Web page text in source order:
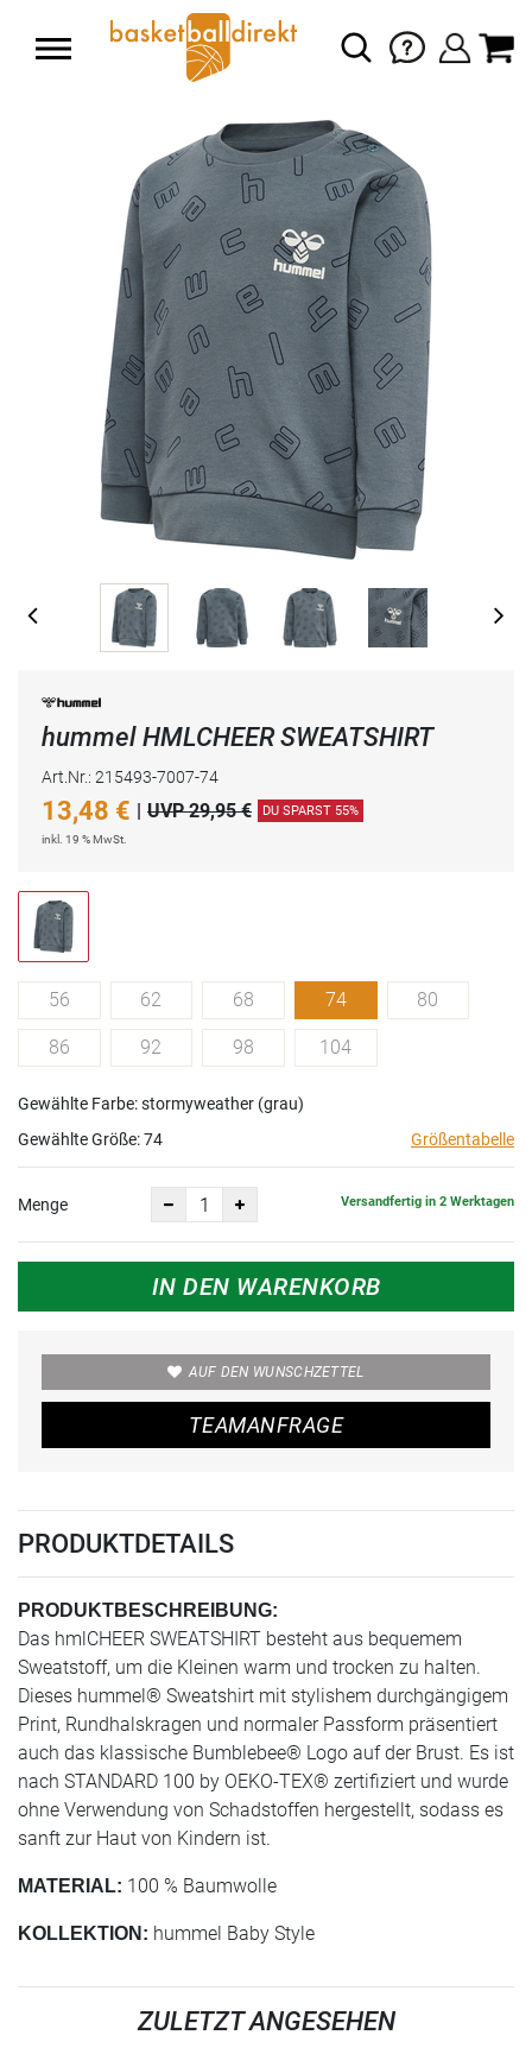
hummel HMLCHEER SWEATSHIRT
Art.Nr.: 215493-7007-74
13,48 € | UVP 29,95 € DU SPARST 55%
inkl. 19 % MwSt.
56 62 68 74 80
86 92 98 104
Gewählte Farbe: stormyweather (grau)
Gewählte Größe:74 Größentabelle
Menge Versandfertig in 2 Werktagen
IN DEN WARENKORB
AUF DEN WUNSCHZETTEL
TEAMANFRAGE
PRODUKTDETAILS
PRODUKTBESCHREIBUNG:
Das hmlCHEER SWEATSHIRT besteht aus bequemem
Sweatstoff, um die Kleinen warm und trocken zu halten.
Dieses hummel® Sweatshirt mit stylishem durchgängigem
Print, Rundhalskragen und normaler Passform präsentiert
auch das klassische Bumblebee® Logo auf der Brust. Es ist
nach STANDARD 100 by OEKO-TEX® zertifiziert und wurde
ohne Verwendung von Schadstoffen hergestellt, sodass es
sanft zur Haut von Kindern ist.
MATERIAL: 100 % Baumwolle
KOLLEKTION: hummel Baby Style
ZULETZT ANGESEHEN